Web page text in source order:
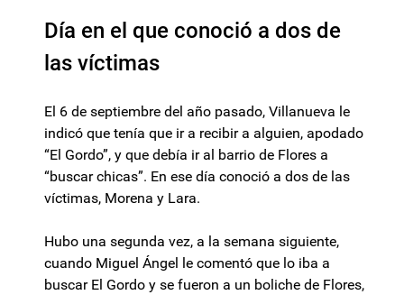
Día en el que conoció a dos de
las víctimas
El 6 de septiembre del año pasado, Villanueva le
indicó que tenía que ir a recibir a alguien, apodado
“El Gordo”, y que debía ir al barrio de Flores a
“buscar chicas”. En ese día conoció a dos de las
víctimas, Morena y Lara.
Hubo una segunda vez, a la semana siguiente,
cuando Miguel Ángel le comentó que lo iba a
buscar El Gordo y se fueron a un boliche de Flores,